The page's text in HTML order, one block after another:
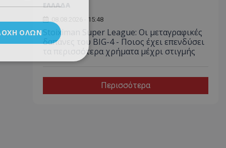
ΕΛΛΑΔΑ
08.08.2026 - 15:48
Stoiximan Super League: Οι μεταγραφικές
δαπάνες του BIG-4 - Ποιος έχει επενδύσει
τα περισσότερα χρήματα μέχρι στιγμής
Περισσότερα
ΌΛΩΝ